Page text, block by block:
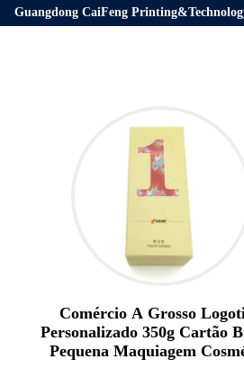
Guangdong CaiFeng
Comércio A Grosso
Personalizado 350g Cartão
Pequena Maquiagem